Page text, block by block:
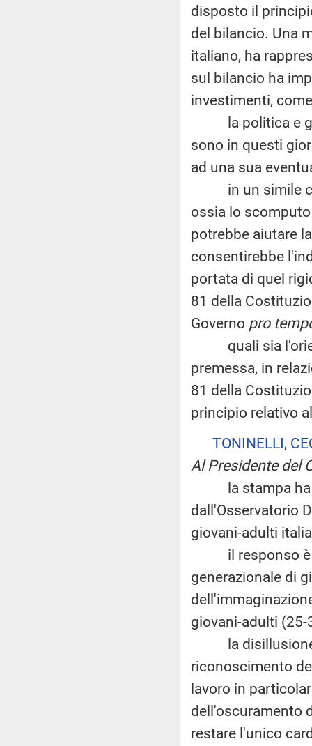
disposto il
del bilancio. Una
italiano, ha
sul bilancio ha
investimenti,
la politica e gli
sono in questi
ad una sua
in un simile
ossia lo
potrebbe aiutare
consentirebbe
portata di quel
81 della
Governo pro
quali sia
premessa, in
81 della
principio relativo
TONINELLI,
Al Presidente del
la stampa ha
dall'Osservatorio
giovani-adulti
il responso è
generazionale di
giovani-adulti (25-
la disillusione
riconoscimento
lavoro in
dell'oscuramento
restare l'unico